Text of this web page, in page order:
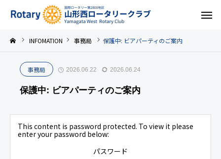
INFOMATION 事務局 保護中: ビアパーティのご案内
事務局 2026.06.22 2026.06.24
保護中: ビアパーティのご案内
This content is password protected. To view it please
enter your password below:
パスワード